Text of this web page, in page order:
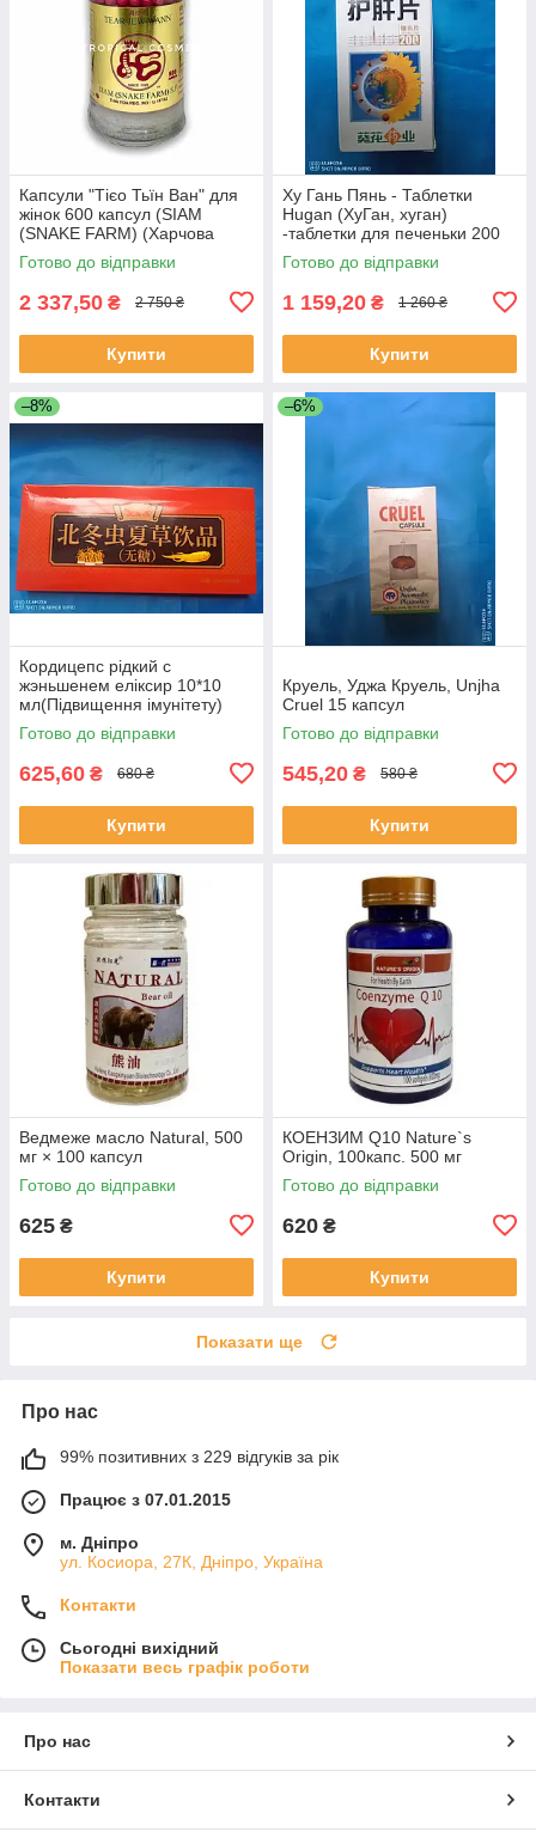
Капсули "Тієо Тьїн Ван" для
жінок 600 капсул (SIAM
(SNAKE FARM) (Харчова
добавка)
Готово до відправки
2 337,50 ₴ 2 750 ₴
Купити
Ху Гань Пянь - Таблетки
Hugan (ХуГан, хуган)
-таблетки для печеньки 200
шт.
Готово до відправки
1 159,20 ₴ 1 260 ₴
Купити
–8%
Кордицепс рідкий с
жэньшенем еліксир 10*10
мл(Підвищення імунітету)
Готово до відправки
625,60 ₴ 680 ₴
Купити
–6%
Круель, Уджа Круель, Unjha
Cruel 15 капсул
Готово до відправки
545,20 ₴ 580 ₴
Купити
Ведмеже масло Natural, 500
мг × 100 капсул
Готово до відправки
625 ₴
Купити
КОЕНЗИМ Q10 Nature`s
Origin, 100капс. 500 мг
Готово до відправки
620 ₴
Купити
Показати ще
Про нас
99% позитивних з 229 відгуків за рік
Працює з 07.01.2015
м. Дніпро
ул. Косиора, 27К, Дніпро, Україна
Контакти
Сьогодні вихідний
Показати весь графік роботи
Про нас
Контакти